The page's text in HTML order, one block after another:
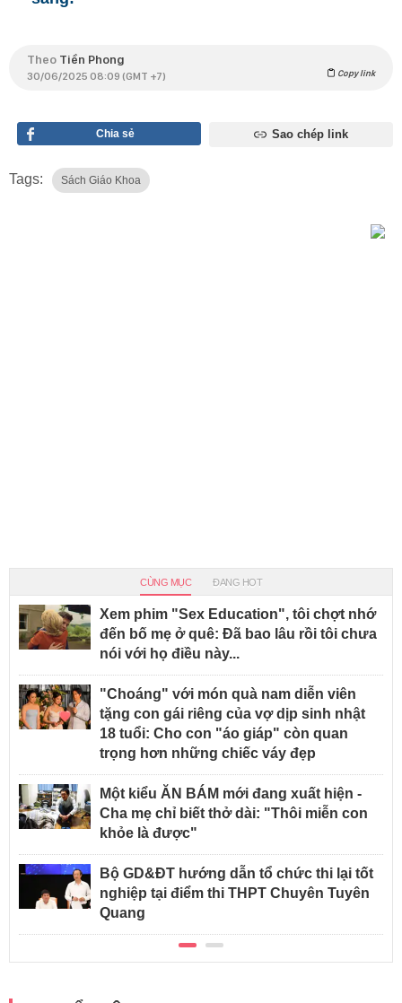
Theo Tiền Phong
30/06/2025 08:09 (GMT +7) Copy link
Chia sẻ Sao chép link
Tags: Sách Giáo Khoa
CÙNG MỤC ĐANG HOT
Xem phim "Sex Education", tôi chợt nhớ
đến bố mẹ ở quê: Đã bao lâu rồi tôi chưa
nói với họ điều này...
"Choáng" với món quà nam diễn viên
tặng con gái riêng của vợ dịp sinh nhật
18 tuổi: Cho con "áo giáp" còn quan
trọng hơn những chiếc váy đẹp
Một kiểu ĂN BÁM mới đang xuất hiện -
Cha mẹ chỉ biết thở dài: "Thôi miễn con
khỏe là được"
Bộ GD&ĐT hướng dẫn tổ chức thi lại tốt
nghiệp tại điểm thi THPT Chuyên Tuyên
Quang